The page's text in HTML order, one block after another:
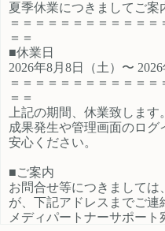
夏季休業につきましてご案
＝＝＝＝＝＝＝＝＝＝＝
＝＝
■休業日
2026年8月8日（土）〜 2026
＝＝＝＝＝＝＝＝＝＝＝
＝＝
上記の期間、休業致します。
成果発生や管理画面のロ
安心ください。
■ご案内
お問合せ等につきまして
が、下記アドレスまでご連
メディパートナーサポート